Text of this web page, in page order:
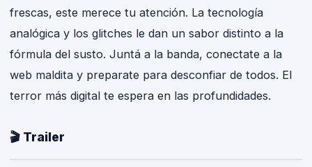
frescas, este merece tu atención. La tecnología
analógica y los glitches le dan un sabor distinto a la
fórmula del susto. Juntá a la banda, conectate a la
web maldita y preparate para desconfiar de todos. El
terror más digital te espera en las profundidades.
🎬 Trailer